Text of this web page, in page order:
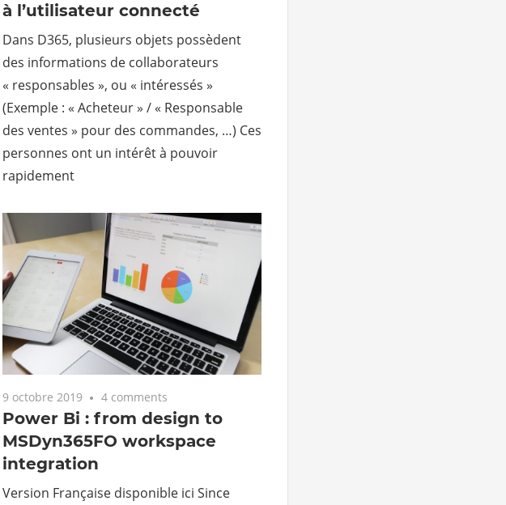
à l’utilisateur connecté
Dans D365, plusieurs objets possèdent
des informations de collaborateurs
« responsables », ou « intéressés »
(Exemple : « Acheteur » / « Responsable
des ventes » pour des commandes, …) Ces
personnes ont un intérêt à pouvoir
rapidement
9 octobre 2019 4 comments
Power Bi : from design to
MSDyn365FO workspace
integration
Version Française disponible ici Since